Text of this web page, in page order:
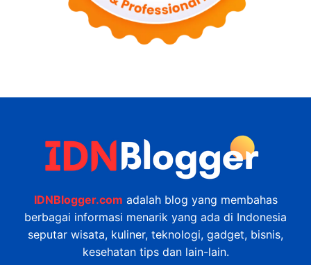
IDNBlogger.com adalah blog yang membahas
berbagai informasi menarik yang ada di Indonesia
seputar wisata, kuliner, teknologi, gadget, bisnis,
kesehatan tips dan lain-lain.